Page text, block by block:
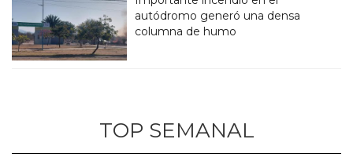
autódromo generó una densa
columna de humo
TOP SEMANAL